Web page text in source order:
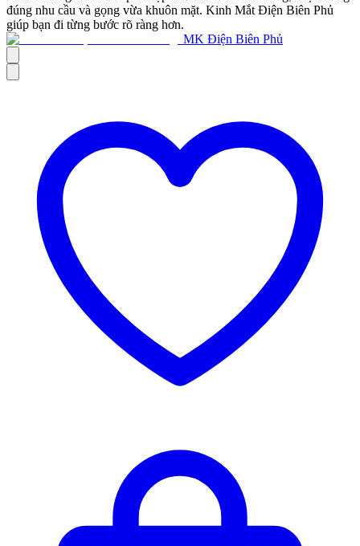
đúng nhu cầu và gọng vừa khuôn mặt. Kinh Mắt Điện Biên Phủ
giúp bạn đi từng bước rõ ràng hơn.
MK Điện Biên Phủ